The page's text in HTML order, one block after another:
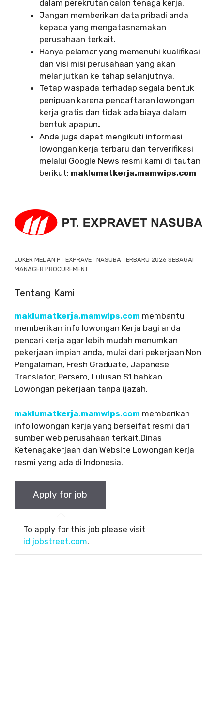
dalam perekrutan calon tenaga kerja.
Jangan memberikan data pribadi anda
kepada yang mengatasnamakan
perusahaan terkait.
Hanya pelamar yang memenuhi kualifikasi
dan visi misi perusahaan yang akan
melanjutkan ke tahap selanjutnya.
Tetap waspada terhadap segala bentuk
penipuan karena pendaftaran lowongan
kerja gratis dan tidak ada biaya dalam
bentuk apapun.
Anda juga dapat mengikuti informasi
lowongan kerja terbaru dan terverifikasi
melalui Google News resmi kami di tautan
berikut: maklumatkerja.mamwips.com
LOKER MEDAN PT EXPRAVET NASUBA TERBARU 2026 SEBAGAI
MANAGER PROCUREMENT
Tentang Kami
maklumatkerja.mamwips.com membantu
memberikan info lowongan Kerja bagi anda
pencari kerja agar lebih mudah menumkan
pekerjaan impian anda, mulai dari pekerjaan Non
Pengalaman, Fresh Graduate, Japanese
Translator, Persero, Lulusan S1 bahkan
Lowongan pekerjaan tanpa ijazah.
maklumatkerja.mamwips.com memberikan
info lowongan kerja yang berseifat resmi dari
sumber web perusahaan terkait,Dinas
Ketenagakerjaan dan Website Lowongan kerja
resmi yang ada di Indonesia.
To apply for this job please visit
id.jobstreet.com.